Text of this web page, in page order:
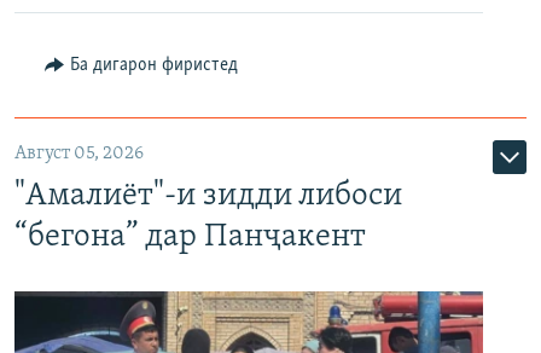
Ба дигарон фиристед
Август 05, 2026
"Амалиёт"-и зидди либоси
“бегона” дар Панҷакент